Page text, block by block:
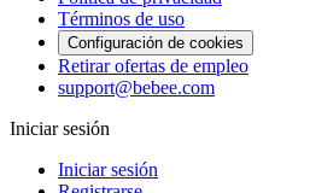
Términos de uso
Configuración de cookies
Retirar ofertas de empleo
support@bebee.com
Iniciar sesión
Iniciar sesión